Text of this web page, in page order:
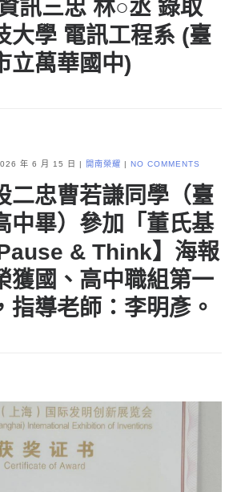
訊三忠 林○丞 錄取
大學 電訊工程系 (臺
立萬華國中)
年 6 月 15 日 開南榮耀 NO COMMENTS
二忠曹若謙同學（臺
中畢）參加「董氏基
& Think】海報
獲國、高中職組第一
指導老師：李明彥。